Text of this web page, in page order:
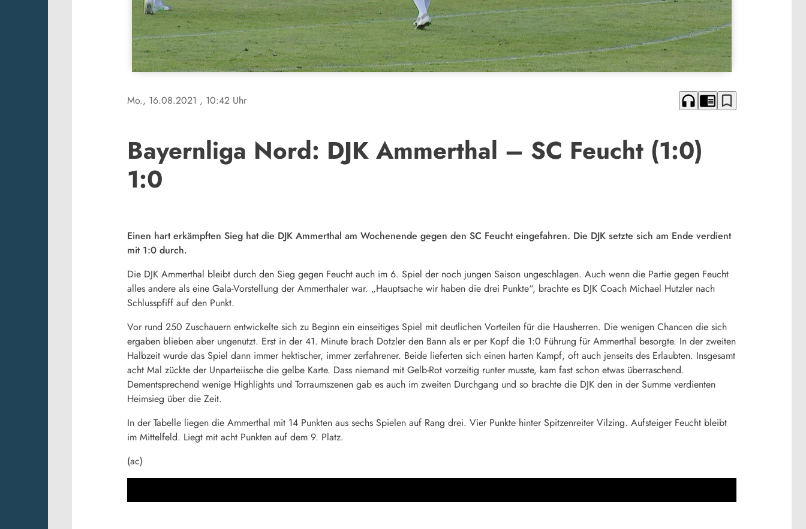
Mo., 16.08.2021 , 10:42 Uhr headphones chrome_reader_mode bookmark_border
Bayernliga Nord: DJK Ammerthal – SC Feucht (1:0)
1:0
Einen hart erkämpften Sieg hat die DJK Ammerthal am Wochenende gegen den SC Feucht eingefahren. Die DJK setzte sich am Ende verdient
mit 1:0 durch.
Die DJK Ammerthal bleibt durch den Sieg gegen Feucht auch im 6. Spiel der noch jungen Saison ungeschlagen. Auch wenn die Partie gegen Feucht
alles andere als eine Gala-Vorstellung der Ammerthaler war. „Hauptsache wir haben die drei Punkte“, brachte es DJK Coach Michael Hutzler nach
Schlusspfiff auf den Punkt.
Vor rund 250 Zuschauern entwickelte sich zu Beginn ein einseitiges Spiel mit deutlichen Vorteilen für die Hausherren. Die wenigen Chancen die sich
ergaben blieben aber ungenutzt. Erst in der 41. Minute brach Dotzler den Bann als er per Kopf die 1:0 Führung für Ammerthal besorgte. In der zweiten
Halbzeit wurde das Spiel dann immer hektischer, immer zerfahrener. Beide lieferten sich einen harten Kampf, oft auch jenseits des Erlaubten. Insgesamt
acht Mal zückte der Unparteiische die gelbe Karte. Dass niemand mit Gelb-Rot vorzeitig runter musste, kam fast schon etwas überraschend.
Dementsprechend wenige Highlights und Torraumszenen gab es auch im zweiten Durchgang und so brachte die DJK den in der Summe verdienten
Heimsieg über die Zeit.
In der Tabelle liegen die Ammerthal mit 14 Punkten aus sechs Spielen auf Rang drei. Vier Punkte hinter Spitzenreiter Vilzing. Aufsteiger Feucht bleibt
im Mittelfeld. Liegt mit acht Punkten auf dem 9. Platz.
(ac)